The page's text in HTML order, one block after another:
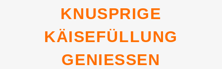
KNUSPRIGE
KÄISEFÜLLUNG
GENIESSEN